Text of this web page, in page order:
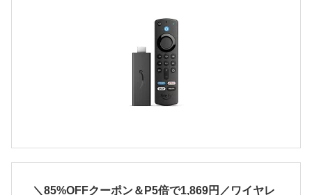
＼85%OFFクーポン＆P5倍で1,869円／ワイヤレ